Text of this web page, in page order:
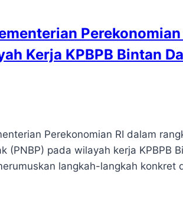
Perekonomian
Kerja KPBPB Bintan
Perekonomian RI dalam
(PNBP) pada wilayah kerja KPBPB
langkah-langkah konkret